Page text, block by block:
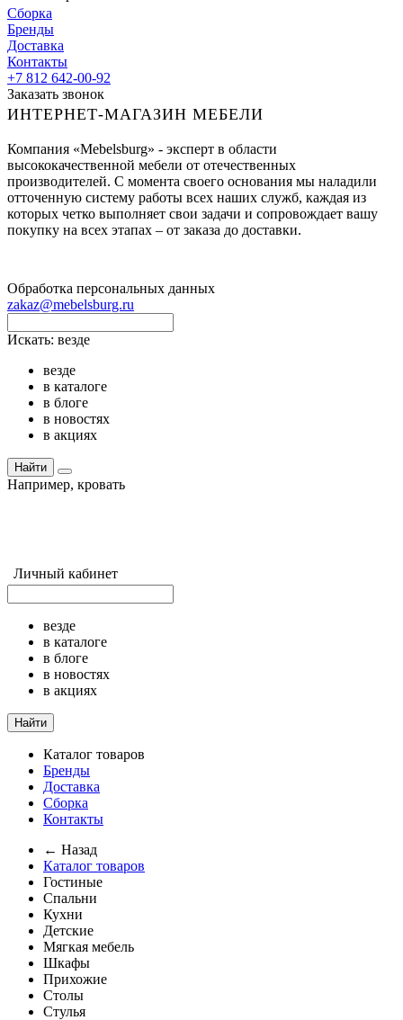
Сборка
Бренды
Доставка
Контакты
+7 812 642-00-92
Заказать звонок
ИНТЕРНЕТ-МАГАЗИН МЕБЕЛИ
Компания «Mebelsburg» - эксперт в области
высококачественной мебели от отечественных
производителей. С момента своего основания мы наладили
отточенную систему работы всех наших служб, каждая из
которых четко выполняет свои задачи и сопровождает вашу
покупку на всех этапах – от заказа до доставки.
Обработка персональных данных
zakaz@mebelsburg.ru
Искать: везде
везде
в каталоге
в блоге
в новостях
в акциях
Найти
Например, кровать
Личный кабинет
везде
в каталоге
в блоге
в новостях
в акциях
Найти
Каталог товаров
Бренды
Доставка
Сборка
Контакты
← Назад
Каталог товаров
Гостиные
Спальни
Кухни
Детские
Мягкая мебель
Шкафы
Прихожие
Столы
Стулья